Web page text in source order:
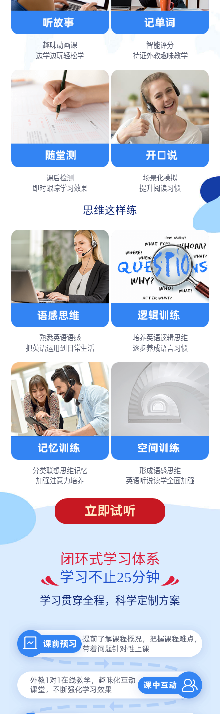
趣味动画课
边学边玩轻松学
智能评分
持证外教趣味教学
课后检测
即时跟踪学习效果
场景化模拟
提升阅读习惯
思维这样练
熟悉英语语感
把英语运用到日常生活
培养英语逻辑思维
逐步养成语言习惯
分类联想思维记忆
加强注意力培养
形成语感思维
英语听说读学全面加强
立即试听
闭环式学习体系
学习不止25分钟
学习贯穿全程，科学定制方案